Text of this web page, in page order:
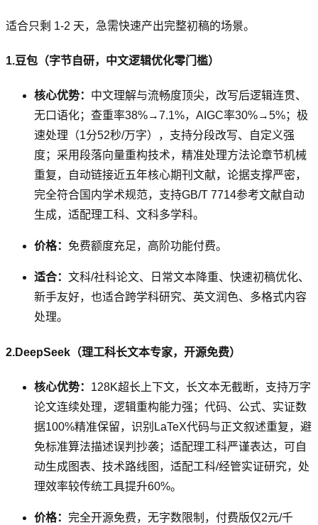
适合只剩 1-2 天，急需快速产出完整初稿的场景。
1.豆包（字节自研，中文逻辑优化零门槛）
核心优势： 中文理解与流畅度顶尖，改写后逻辑连贯、
无口语化；查重率38%→7.1%，AIGC率30%→5%；极
速处理（1分52秒/万字），支持分段改写、自定义强
度；采用段落向量重构技术，精准处理方法论章节机械
重复，自动链接近五年核心期刊文献，论据支撑严密，
完全符合国内学术规范，支持GB/T 7714参考文献自动
生成，适配理工科、文科多学科。
价格： 免费额度充足，高阶功能付费。
适合： 文科/社科论文、日常文本降重、快速初稿优化、
新手友好，也适合跨学科研究、英文润色、多格式内容
处理。
2.DeepSeek（理工科长文本专家，开源免费）
核心优势： 128K超长上下文，长文本无截断，支持万字
论文连续处理，逻辑重构能力强；代码、公式、实证数
据100%精准保留，识别LaTeX代码与正文叙述重复，避
免标准算法描述误判抄袭；适配理工科严谨表达，可自
动生成图表、技术路线图，适配工科/经管实证研究，处
理效率较传统工具提升60%。
价格： 完全开源免费，无字数限制，付费版仅2元/千